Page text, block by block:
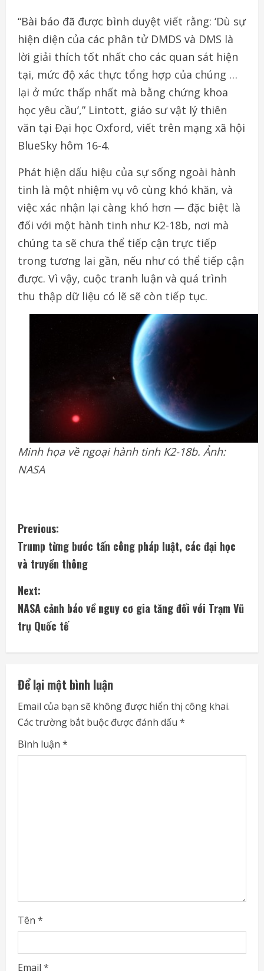
“Bài báo đã được bình duyệt viết rằng: ‘Dù sự
hiện diện của các phân tử DMDS và DMS là
lời giải thích tốt nhất cho các quan sát hiện
tại, mức độ xác thực tổng hợp của chúng …
lại ở mức thấp nhất mà bằng chứng khoa
học yêu cầu’,” Lintott, giáo sư vật lý thiên
văn tại Đại học Oxford, viết trên mạng xã hội
BlueSky hôm 16-4.
Phát hiện dấu hiệu của sự sống ngoài hành
tinh là một nhiệm vụ vô cùng khó khăn, và
việc xác nhận lại càng khó hơn — đặc biệt là
đối với một hành tinh như K2-18b, nơi mà
chúng ta sẽ chưa thể tiếp cận trực tiếp
trong tương lai gần, nếu như có thể tiếp cận
được. Vì vậy, cuộc tranh luận và quá trình
thu thập dữ liệu có lẽ sẽ còn tiếp tục.
Minh họa về ngoại hành tinh K2-18b. Ảnh:
NASA
C
o
n
t
i
n
u
e
R
e
Previous:
Trump từng bước tấn công pháp luật, các đại học
và truyền thông
Next:
NASA cảnh báo về nguy cơ gia tăng đối với Trạm Vũ
trụ Quốc tế
Để lại một bình luận
Email của bạn sẽ không được hiển thị công khai.
Các trường bắt buộc được đánh dấu *
Bình luận *
Tên *
Email *